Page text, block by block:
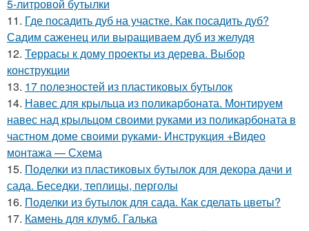
5-литровой бутылки
11. Где посадить дуб на участке. Как посадить дуб?
Садим саженец или выращиваем дуб из желудя
12. Террасы к дому проекты из дерева. Выбор
конструкции
13. 17 полезностей из пластиковых бутылок
14. Навес для крыльца из поликарбоната. Монтируем
навес над крыльцом своими руками из поликарбоната в
частном доме своими руками- Инструкция +Видео
монтажа — Схема
15. Поделки из пластиковых бутылок для декора дачи и
сада. Беседки, теплицы, перголы
16. Поделки из бутылок для сада. Как сделать цветы?
17. Камень для клумб. Галька